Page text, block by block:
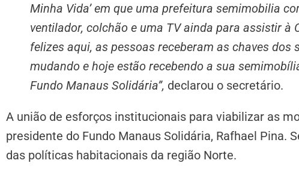
Minha Vida’ em que uma prefeitura semimobilia
ventilador, colchão e uma TV ainda para assistir à
felizes aqui, as pessoas receberam as chaves dos
mudando e hoje estão recebendo a sua
Fundo Manaus Solidária”, declarou o secretário.
A união de esforços institucionais para viabilizar as
presidente do Fundo Manaus Solidária, Rafhael Pina.
das políticas habitacionais da região Norte.